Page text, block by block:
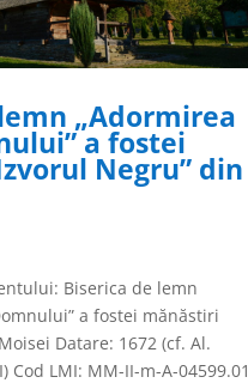
„Adormirea
a fostei
Negru” din
Biserica de lemn
a fostei mănăstiri
Datare: 1672 (cf. Al.
Cod LMI: MM-II-m-A-04599.01